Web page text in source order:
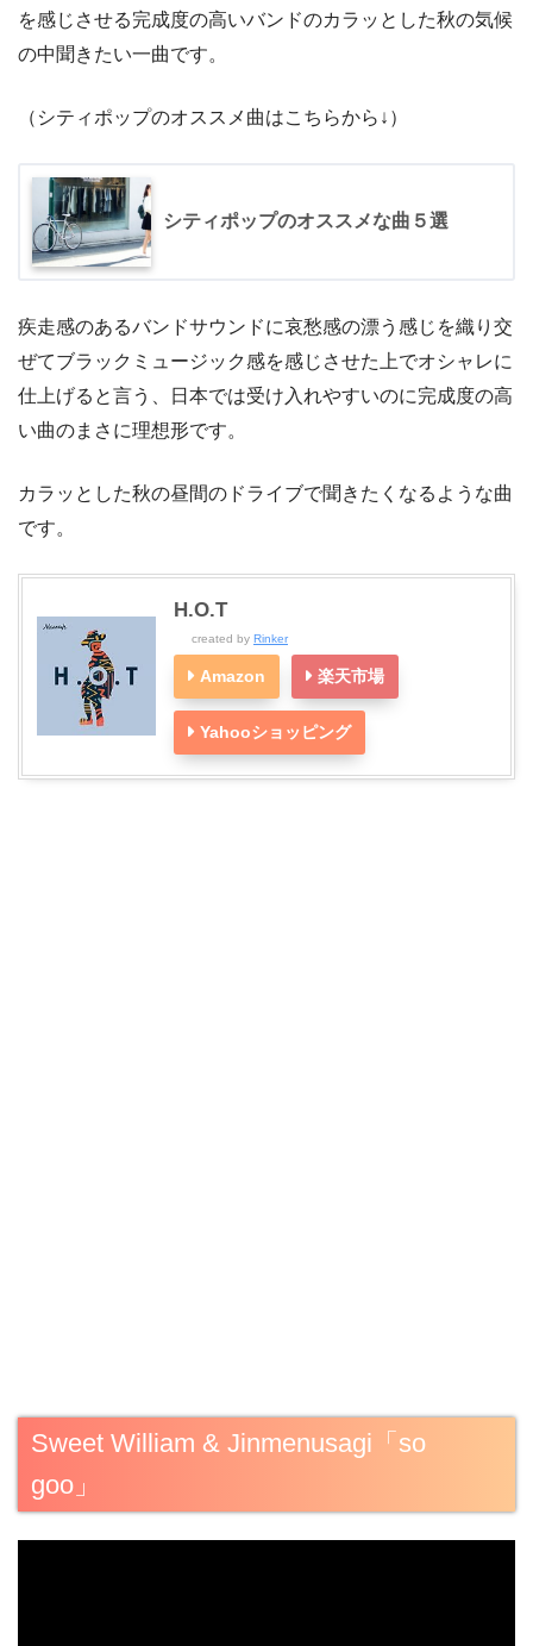
を感じさせる完成度の高いバンドのカラッとした秋の気候
の中聞きたい一曲です。
（シティポップのオススメ曲はこちらから↓）
シティポップのオススメな曲５選
疾走感のあるバンドサウンドに哀愁感の漂う感じを織り交
ぜてブラックミュージック感を感じさせた上でオシャレに
仕上げると言う、日本では受け入れやすいのに完成度の高
い曲のまさに理想形です。
カラッとした秋の昼間のドライブで聞きたくなるような曲
です。
H.O.T
created by Rinker
Amazon 楽天市場
Yahooショッピング
Sweet William & Jinmenusagi「so
goo」